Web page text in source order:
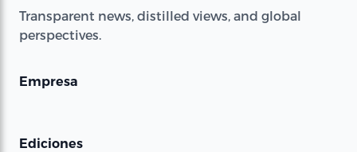
Transparent news, distilled views, and global
perspectives.
Empresa
Ediciones